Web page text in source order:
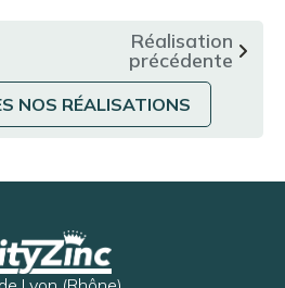
NOS RÉALISATIONS
Réalisation
précédente